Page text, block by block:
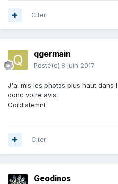
Citer
qgermain
Posté(e) 8 juin 2017
J'ai mis les photos plus haut dans
donc votre avis.
Cordialemnt
Citer
Geodinos